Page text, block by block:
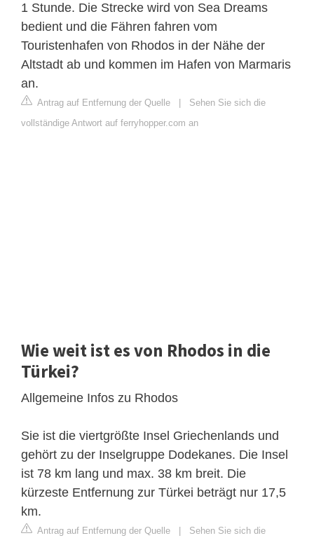
1 Stunde. Die Strecke wird von Sea Dreams
bedient und die Fähren fahren vom
Touristenhafen von Rhodos in der Nähe der
Altstadt ab und kommen im Hafen von Marmaris
an.
Antrag auf Entfernung der Quelle
Sehen Sie sich die
vollständige Antwort auf ferryhopper.com an
Wie weit ist es von Rhodos in die
Türkei?
Allgemeine Infos zu Rhodos
Sie ist die viertgrößte Insel Griechenlands und
gehört zu der Inselgruppe Dodekanes. Die Insel
ist 78 km lang und max. 38 km breit. Die
kürzeste Entfernung zur Türkei beträgt nur 17,5
km.
Antrag auf Entfernung der Quelle
Sehen Sie sich die